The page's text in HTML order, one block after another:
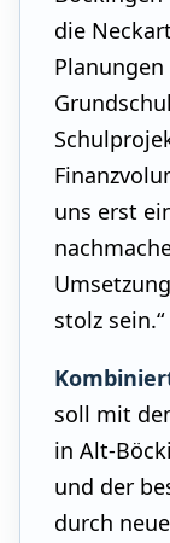
die
uns erst
stolz sein.“
soll mit
in Alt-
und der
durch